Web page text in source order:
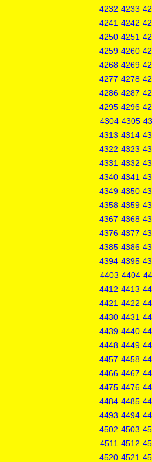
4232 4233
4241 4242
4250 4251
4259 4260
4268 4269
4277 4278
4286 4287
4295 4296
4304 4305
4313 4314
4322 4323
4331 4332
4340 4341
4349 4350
4358 4359
4367 4368
4376 4377
4385 4386
4394 4395
4403 4404
4412 4413
4421 4422
4430 4431
4439 4440
4448 4449
4457 4458
4466 4467
4475 4476
4484 4485
4493 4494
4502 4503
4511 4512
4520 4521